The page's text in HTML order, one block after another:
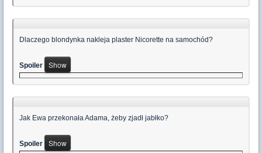
Dlaczego blondynka nakleja plaster Nicorette na samochód?
Spoiler
Jak Ewa przekonała Adama, żeby zjadł jabłko?
Spoiler